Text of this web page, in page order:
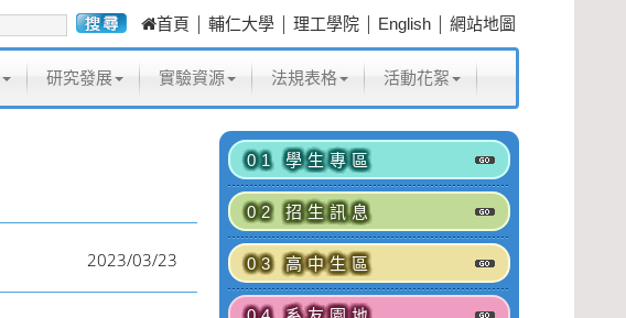
首頁 | 輔仁大學 | 理工學院 | English | 網站地圖
研究發展 實驗資源 法規表格 活動花絮
2023/03/23
01 學生專區
02 招生訊息
03 高中生區